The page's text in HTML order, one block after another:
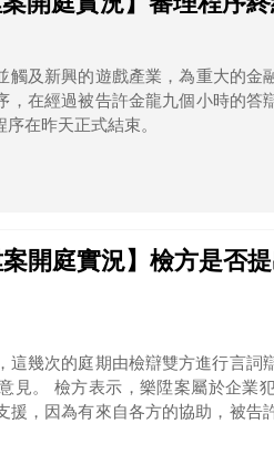
觸及新興的遊戲產業，為重大的金
，在經過被告許金龍九個小時的答
在昨天正式結束。
案開庭實況】檢方是否
這幾次的庭期由檢辯雙方進行言詞
期的、持續
援，因為有來自各方的協助，被告
形象。檢方認為，樂陞案凸顯了